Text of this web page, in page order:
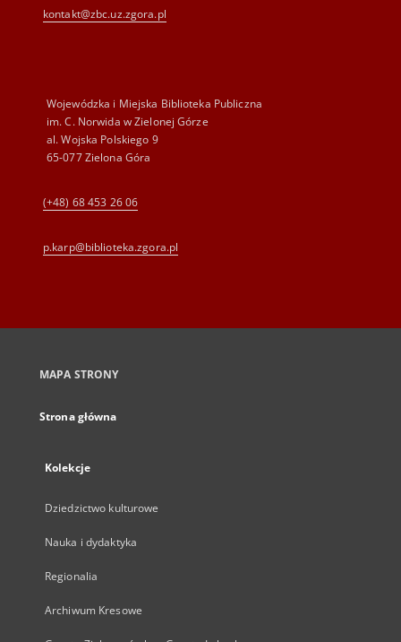
kontakt@zbc.uz.zgora.pl
Wojewódzka i Miejska Biblioteka Publiczna
im. C. Norwida w Zielonej Górze
al. Wojska Polskiego 9
65-077 Zielona Góra
(+48) 68 453 26 06
p.karp@biblioteka.zgora.pl
MAPA STRONY
Strona główna
Kolekcje
Dziedzictwo kulturowe
Nauka i dydaktyka
Regionalia
Archiwum Kresowe